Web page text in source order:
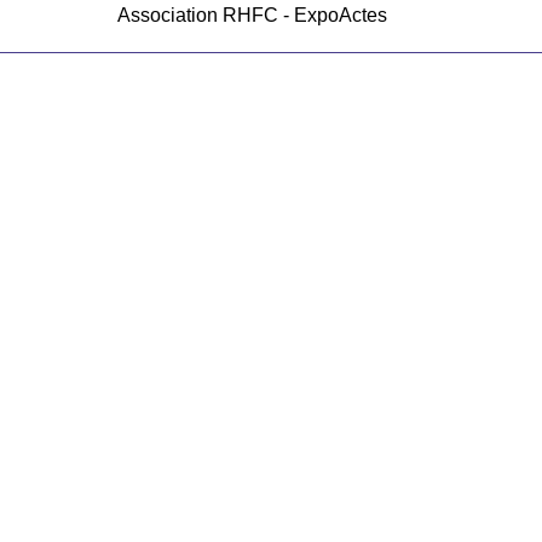
Association RHFC - ExpoActes